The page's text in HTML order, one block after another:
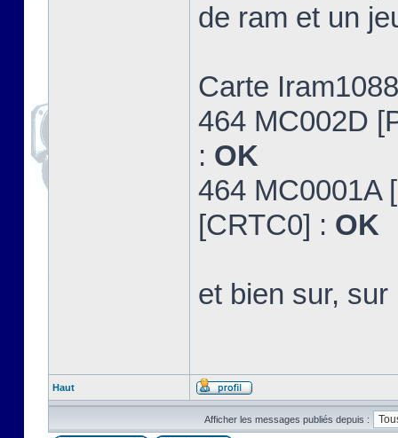
de ram et un
Carte
464 MC002D
: OK
464 MC0001A
[CRTC0] : OK
et bien sur,
Haut
Afficher les messages publiés depuis :